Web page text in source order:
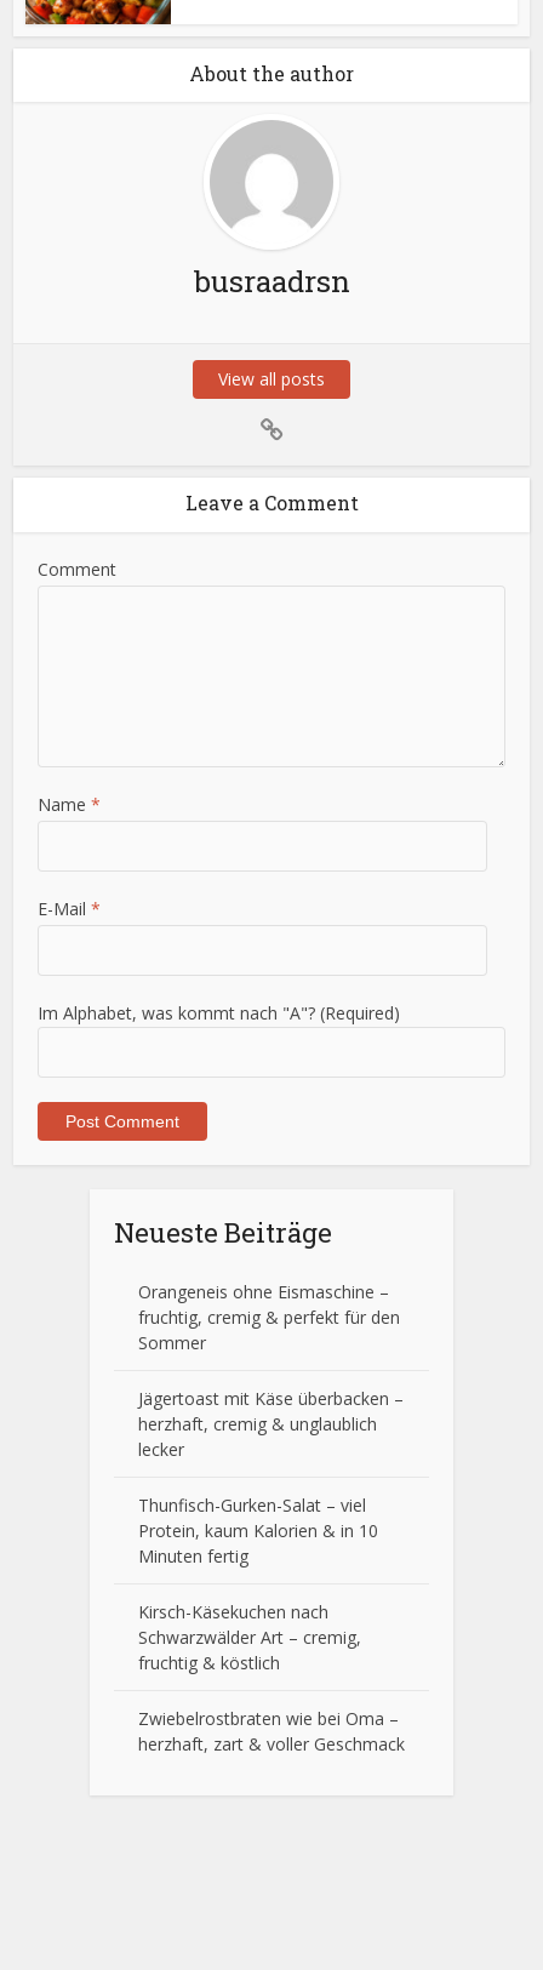
About the author
busraadrsn
View all posts
Leave a Comment
Comment
Name*
E-Mail*
Im Alphabet, was kommt nach "A"? (Required)
Neueste Beiträge
Orangeneis ohne Eismaschine –
fruchtig, cremig & perfekt für den
Sommer
Jägertoast mit Käse überbacken –
herzhaft, cremig & unglaublich
lecker
Thunfisch-Gurken-Salat – viel
Protein, kaum Kalorien & in 10
Minuten fertig
Kirsch-Käsekuchen nach
Schwarzwälder Art – cremig,
fruchtig & köstlich
Zwiebelrostbraten wie bei Oma –
herzhaft, zart & voller Geschmack